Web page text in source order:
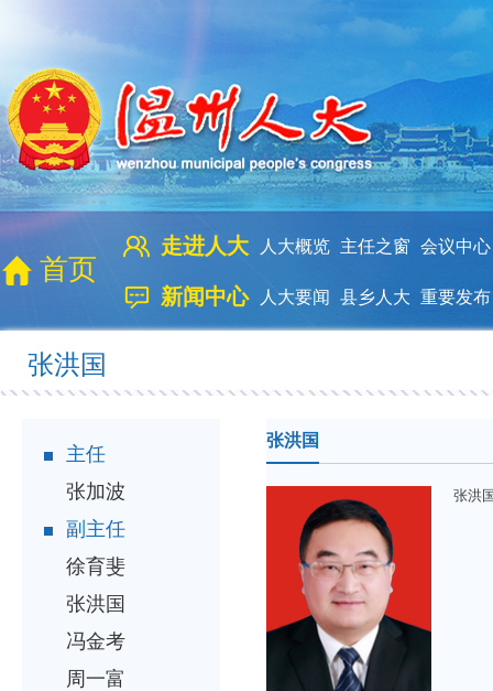
首页
走进人大 人大概览 主任之窗 会议中心
新闻中心 人大要闻 县乡人大 重要发布
张洪国
主任
张加波
副主任
徐育斐
张洪国
冯金考
周一富
张洪国
张洪